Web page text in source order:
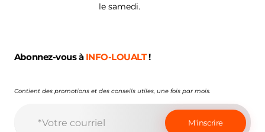
le samedi.
Abonnez-vous à INFO-LOUALT!
Contient des promotions et des conseils utiles, une fois par mois.